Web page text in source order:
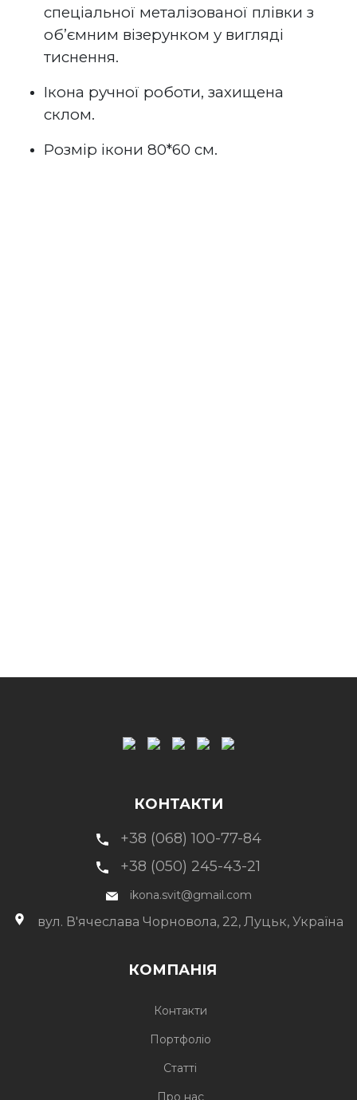
спеціальної металізованої плівки з
об’ємним візерунком у вигляді
тиснення.
Ікона ручної роботи, захищена
склом.
Розмір ікони 80*60 см.
КОМПАНІЯ
Контакти
Портфоліо
Статті
Про нас
КОНТАКТИ
+38 (068) 100-77-84
+38 (050) 245-43-21
ikona.svit@gmail.com
вул. В'ячеслава Чорновола, 22, Луцьк, Україна